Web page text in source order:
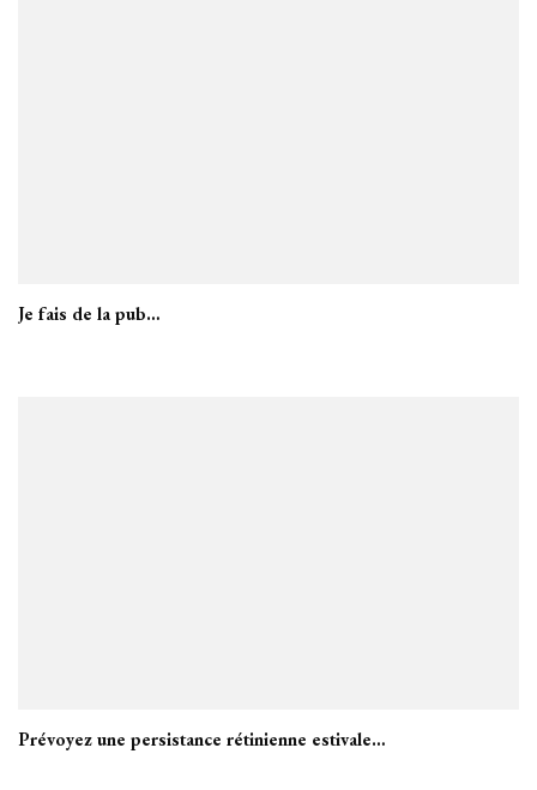
Je fais de la pub…
Prévoyez une persistance rétinienne estivale…